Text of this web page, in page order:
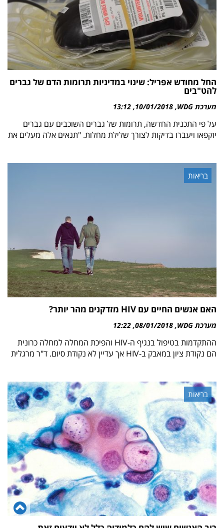
החל מחודש אפריל: שינוי במדיניות תרומות הדם של גברים
להט"בים
מערכת WDG 10/01/2018
13:12
על פי התכנית החדשה, תרומות של גברים השוכבים עם גברים
יוקפאו ויעברו בדיקות לצורך שלילת מחלות. "תנאים אלה מעלים את
בריאות
האם אנשים החיים עם HIV מזדקנים מהר יותר?
מערכת WDG 08/01/2018
12:22
ההתקדמות בטיפול בנגיף ה-HIV והפיכת המחלה למחלה כרונית
הם נקודת ציון במאבק ב-HIV אך עדיין לא נקודת סיום. ד"ר מרגלית
בריאות